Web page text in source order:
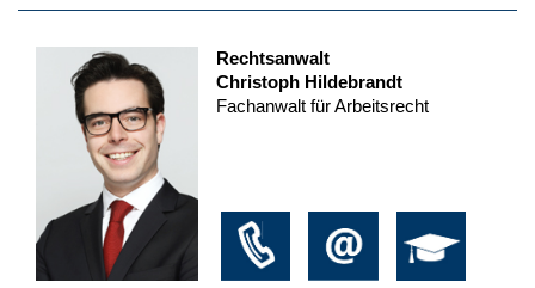
Rechtsanwalt
Christoph Hildebrandt
Fachanwalt für Arbeitsrecht